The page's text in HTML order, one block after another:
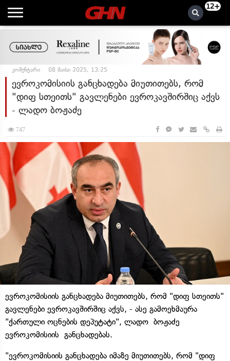
12+
კომენტარი 08 მაისი 2025, 13:25
ევროკომისიის განცხადება მიუთითებს, რომ
"დიფ სთეითს" გავლენები ევროკავშირშიც აქვს
- ლადო ბოჟაძე
747
ევროკომისიის განცხადება მიუთითებს, რომ "დიფ სთეითს"
გავლენები ევროკავშირშიც აქვს, - ასე გამოეხმაურა
"ქართული ოცნების დეპუტატი", ლადო ბოჟაძე
ევროკომისიის განცხადებას.
"ევროკომისიის განცხადება იმაზე მიუთითებს, რომ "დიფ